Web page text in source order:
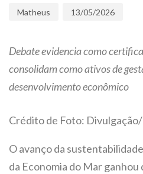
Matheus 13/05/2026
Debate evidencia como
consolidam como ativos de
desenvolvimento econômico
Crédito de Foto:
O avanço da
da Economia do Mar